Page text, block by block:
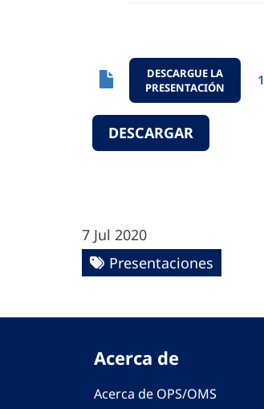
DESCARGUE LA
PRESENTACIÓN
DESCARGAR
7 Jul 2020
Presentaciones
Acerca de
Acerca de OPS/OMS